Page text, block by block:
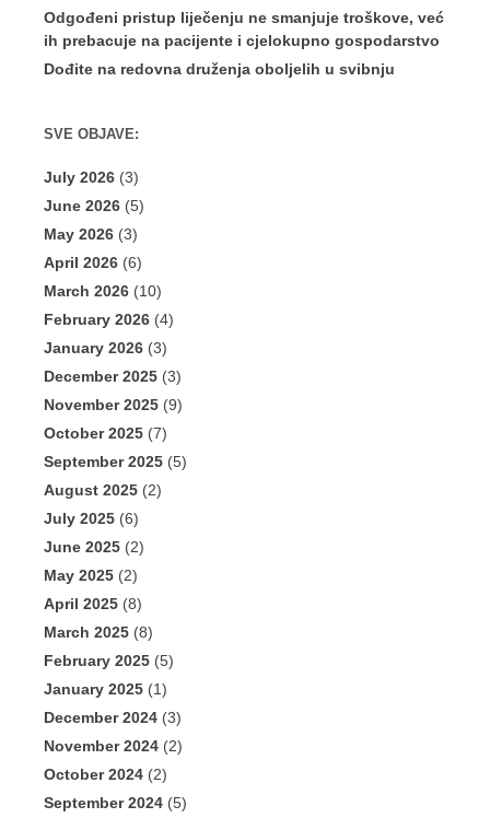
Odgođeni pristup liječenju ne smanjuje troškove, već
ih prebacuje na pacijente i cjelokupno gospodarstvo
Dođite na redovna druženja oboljelih u svibnju
SVE OBJAVE:
July 2026 (3)
June 2026 (5)
May 2026 (3)
April 2026 (6)
March 2026 (10)
February 2026 (4)
January 2026 (3)
December 2025 (3)
November 2025 (9)
October 2025 (7)
September 2025 (5)
August 2025 (2)
July 2025 (6)
June 2025 (2)
May 2025 (2)
April 2025 (8)
March 2025 (8)
February 2025 (5)
January 2025 (1)
December 2024 (3)
November 2024 (2)
October 2024 (2)
September 2024 (5)